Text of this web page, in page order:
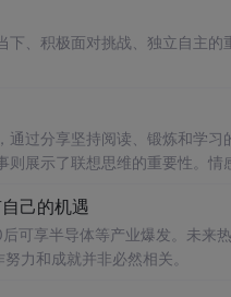
、积极面对挑战、独立自主的
过分享坚持阅读、锻炼和学
展示了联想思维的重要性。
己的机遇
可享半导体等产业爆发。未来
力和成就并非必然相关。